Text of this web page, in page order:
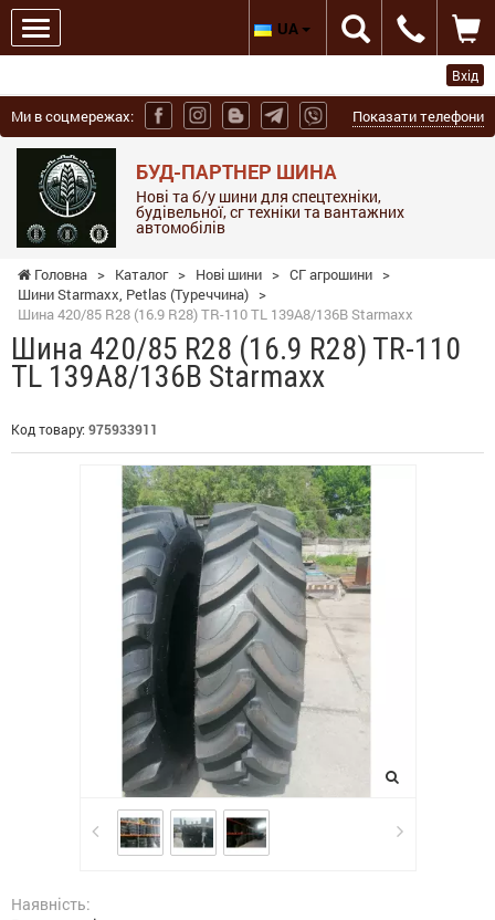
Вхід
Ми в соцмережах: Показати телефони
БУД-ПАРТНЕР ШИНА
Нові та б/у шини для спецтехніки,
будівельної, сг техніки та вантажних
автомобілів
UA
Головна > Каталог > Нові шини > СГ агрошини >
Шини Starmaxx, Petlas (Туреччина) >
Шина 420/85 R28 (16.9 R28) TR-110 TL 139A8/136B Starmaxx
Шина 420/85 R28 (16.9 R28) TR-110
TL 139A8/136B Starmaxx
Код товару: 975933911
Наявність: